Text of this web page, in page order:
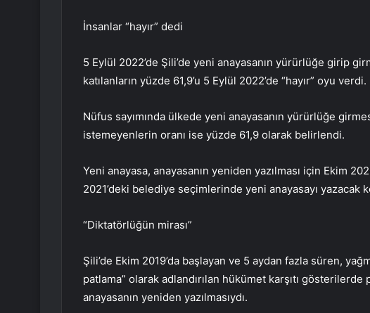
İnsanlar “hayır” dedi
5 Eylül 2022’de Şili’de yeni anayasanın yürürlüğe girip
katılanların yüzde 61,9’u 5 Eylül 2022’de “hayır” oyu verdi.
Nüfus sayımında ülkede yeni anayasanın yürürlüğe
istemeyenlerin oranı ise yüzde 61,9 olarak belirlendi.
Yeni anayasa, anayasanın yeniden yazılması için Ekim
2021’deki belediye seçimlerinde yeni anayasayı yazacak
“Diktatörlüğün mirası”
Şili’de Ekim 2019’da başlayan ve 5 aydan fazla süren,
patlama” olarak adlandırılan hükümet karşıtı
anayasanın yeniden yazılmasıydı.